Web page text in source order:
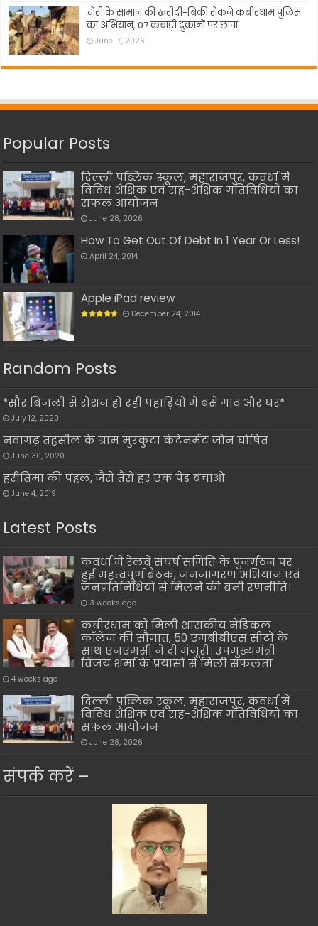
चोरी के सामान की खरीदी-बिक्री रोकने कबीरधाम पुलिस
का अभियान, 07 कबाड़ी दुकानों पर छापा
June 17, 2026
Popular Posts
दिल्ली पब्लिक स्कूल, महाराजपुर, कवर्धा में
विविध शैक्षिक एवं सह-शैक्षिक गतिविधियों का
सफल आयोजन
June 28, 2026
How To Get Out Of Debt In 1 Year Or Less!
April 24, 2014
Apple iPad review
December 24, 2014
Random Posts
*सौर बिजली से रोशन हो रही पहाड़ियों में बसे गांव और घर*
July 12, 2020
नवागढ़ तहसील के ग्राम मुरकुटा कंटेनमेंट जोन घोषित
June 30, 2020
हरीतिमा की पहल, जैसे तैसे हर एक पेड़ बचाओ
June 4, 2019
Latest Posts
कवर्धा में रेलवे संघर्ष समिति के पुनर्गठन पर
हुई महत्वपूर्ण बैठक, जनजागरण अभियान एवं
जनप्रतिनिधियों से मिलने की बनी रणनीति।
3 weeks ago
कबीरधाम को मिली शासकीय मेडिकल
कॉलेज की सौगात, 50 एमबीबीएस सीटों के
साथ एनएमसी ने दी मंजूरी। उपमुख्यमंत्री
विजय शर्मा के प्रयासों से मिली सफलता
4 weeks ago
दिल्ली पब्लिक स्कूल, महाराजपुर, कवर्धा में
विविध शैक्षिक एवं सह-शैक्षिक गतिविधियों का
सफल आयोजन
June 28, 2026
संपर्क करें –